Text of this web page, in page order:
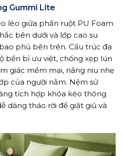
Gummi Lite
léo giữa phần ruột PU Foam
bên dưới và lớp cao su
phủ bên trên. Cấu trúc đa
bền bỉ ưu việt, chống xẹp lún
giác mềm mại, nâng niu nhẹ
của người nằm. Nệm sử
tích hợp khóa kéo thông
dàng tháo rời để giặt giũ và